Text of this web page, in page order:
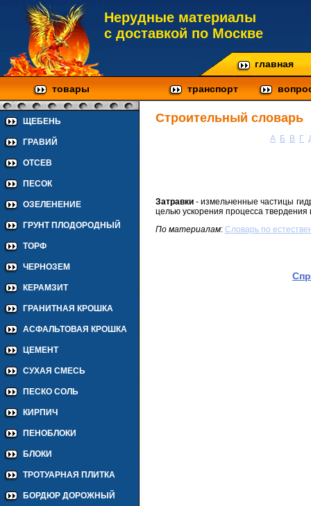
Нерудные материалы
с доставкой по Москве
главная
товары транспорт
ЩЕБЕНЬ
ГРАВИЙ
ОТСЕВ
ПЕСОК
ОЗЕЛЕНЕНИЕ
ГРУНТ ПЛОДОРОДНЫЙ
ТОРФ
ЧЕРНОЗЕМ
КЕРАМЗИТ
ГРАНИТНАЯ КРОШКА
АСФАЛЬТОВАЯ КРОШКА
ЦЕМЕНТ
СУХАЯ СМЕСЬ
ПЕСКО СОЛЬ
КИРПИЧ
ПЕНОБЛОКИ
БЛОКИ
ТРОТУАРНАЯ ПЛИТКА
БОРДЮР ДОРОЖНЫЙ
Строительный словарь
А Б В Г
Затравки- измельченные частицы
целью ускорения процесса
По материалам: Cловарь по